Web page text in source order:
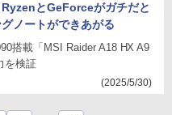
とGeForceがガチだと
ノートができあがる
搭載「MSI Raider A18 HX A9
を検証
(2025/5/30)